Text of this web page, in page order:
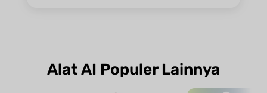
Alat AI Populer Lainnya